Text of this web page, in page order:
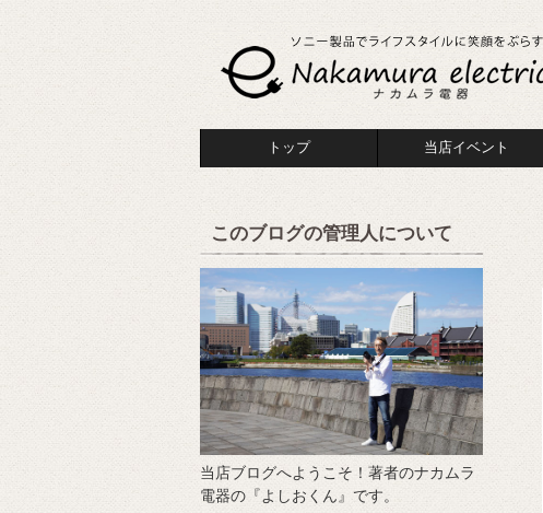
トップ 当店イベント
このブログの管理人について
当店ブログへようこそ！著者のナカムラ
電器の『よしおくん』です。